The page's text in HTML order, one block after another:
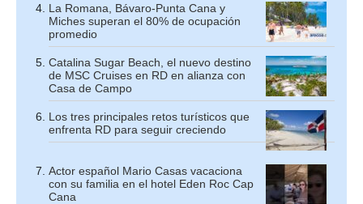
La Romana, Bávaro-Punta Cana y
Miches superan el 80% de ocupación
promedio
Catalina Sugar Beach, el nuevo destino
de MSC Cruises en RD en alianza con
Casa de Campo
Los tres principales retos turísticos que
enfrenta RD para seguir creciendo
Actor español Mario Casas vacaciona
con su familia en el hotel Eden Roc Cap
Cana